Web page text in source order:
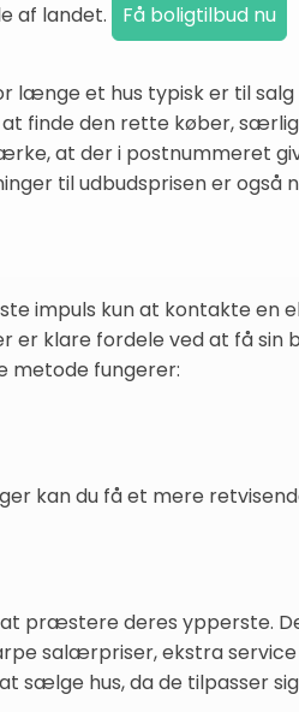
af landet.
længe et hus typisk er til salg
finde den rette køber,
at der i postnummeret
til udbudsprisen er også
impuls kun at kontakte en
er klare fordele ved at få sin
metode fungerer:
kan du få et mere
præstere deres ypperste.
salærpriser, ekstra
sælge hus, da de tilpasser